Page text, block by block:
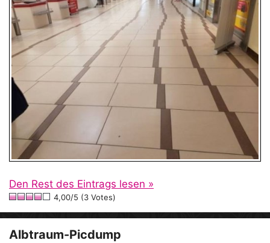
Den Rest des Eintrags lesen »
4,00/5 (3 Votes)
Albtraum-Picdump